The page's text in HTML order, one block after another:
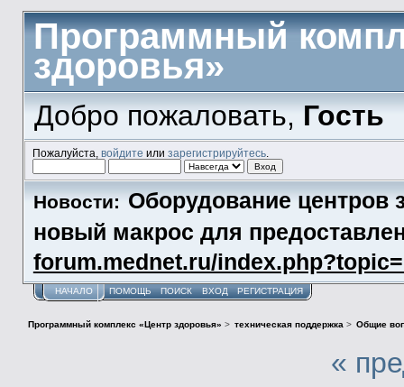
Программный
здоровья»
Добро пожаловать,Гость
Пожалуйста, войдите или зарегистрируйтесь.
Новости: Оборудование центров
новый макрос для
forum.mednet.ru/
НАЧАЛО ПОМОЩЬ ПОИСК ВХОД РЕГИСТРАЦИЯ
Программный комплекс «Центр здоровья» > техническая поддержка > Общие
«